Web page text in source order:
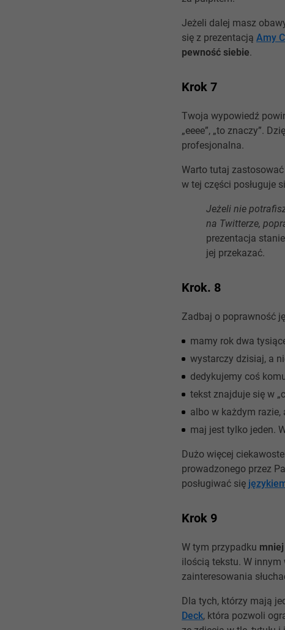
Jeżeli dalej masz
się z prezentacją Amy
pewność siebie.
Krok 7
Twoja wypowiedź
„eeee”, „to znaczy”.
profesjonalna.
Warto tutaj zastosować
w tej części posługuje
Jeżeli nie
na Twitterze,
prezentacja
jej przekazać.
Krok. 8
Zadbaj o poprawność
mamy rok dwa
wystarczy dzisiaj, a
dedykujemy coś
tekst znajduje się w
albo w każdym
maj jest tylko jeden.
Dużo więcej
prowadzonego przez
posługiwać się
Krok 9
W tym przypadku
ilością tekstu. W innym
zainteresowania
Dla tych, którzy mają
Deck, która pozwoli